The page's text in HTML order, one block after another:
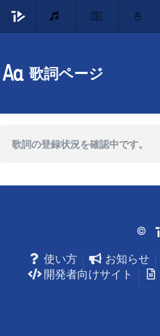
歌詞ページ
歌詞の登録状況を確認中です。
©
使い方
お知らせ
開発者向けサイト